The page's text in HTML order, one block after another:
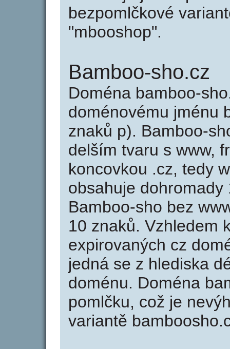
bezpomlčkové
"mbooshop".
Bamboo-sho.cz
Doména bamboo-
doménovému jménu
znaků p). Bamboo-
delším tvaru s www,
koncovkou .cz, tedy
obsahuje
Bamboo-sho bez
10 znaků. Vzhledem
expirovaných cz
jedná se z hlediska
doménu. Doména
pomlčku, což je
variantě